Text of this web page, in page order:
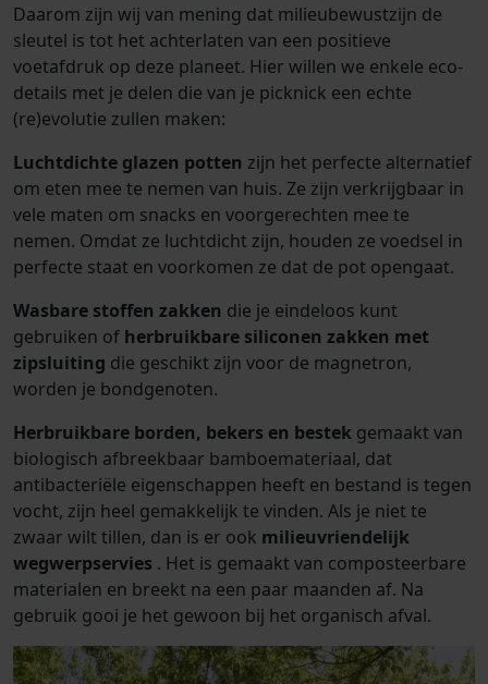
Daarom zijn wij van mening dat milieubewustzijn de
sleutel is tot het achterlaten van een positieve
voetafdruk op deze planeet. Hier willen we enkele eco-
details met je delen die van je picknick een echte
(re)evolutie zullen maken:
Luchtdichte glazen potten zijn het perfecte alternatief
om eten mee te nemen van huis. Ze zijn verkrijgbaar in
vele maten om snacks en voorgerechten mee te
nemen. Omdat ze luchtdicht zijn, houden ze voedsel in
perfecte staat en voorkomen ze dat de pot opengaat.
Wasbare stoffen zakken die je eindeloos kunt
gebruiken of herbruikbare siliconen zakken met
zipsluiting die geschikt zijn voor de magnetron,
worden je bondgenoten.
Herbruikbare borden, bekers en bestek gemaakt van
biologisch afbreekbaar bamboemateriaal, dat
antibacteriële eigenschappen heeft en bestand is tegen
vocht, zijn heel gemakkelijk te vinden. Als je niet te
zwaar wilt tillen, dan is er ook milieuvriendelijk
wegwerpservies . Het is gemaakt van composteerbare
materialen en breekt na een paar maanden af. Na
gebruik gooi je het gewoon bij het organisch afval.